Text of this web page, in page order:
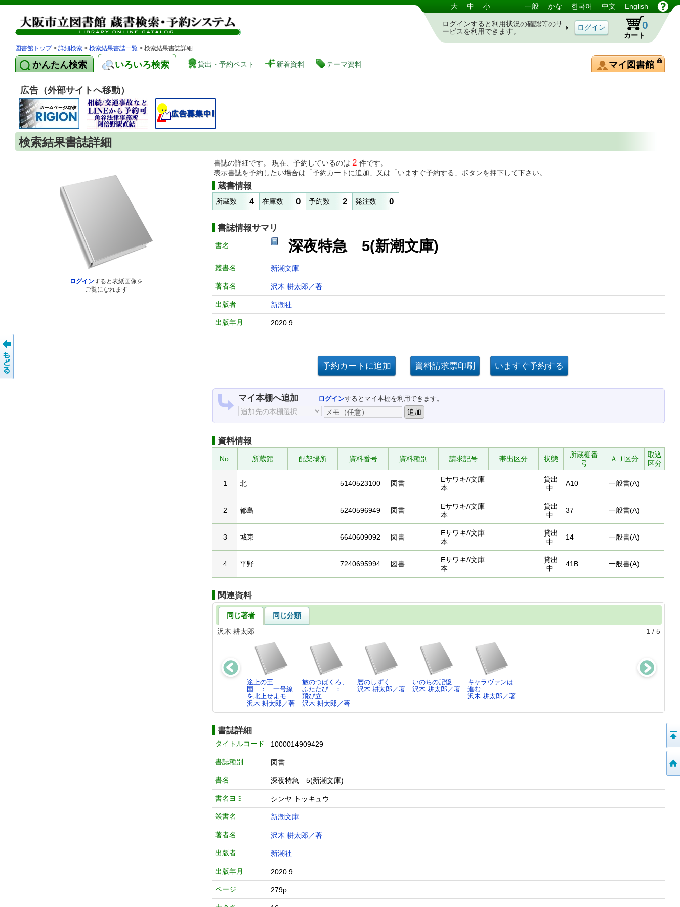
図書館 蔵書検索・予約システム 大 中 小 一般 かな 한국어 中文 English
ログインすると利用状況の確認等のサ
ービスを利用できます。
カート
0
図書館トップ> 詳細検索 > 検索結果書誌一覧 > 検索結果書誌詳細
かんたん検索 いろいろ検索 貸出・予約ベスト 新着資料 テーマ資料 マイ図書館
広告（外部サイトへ移動）
検索結果書誌詳細
ログインすると表紙画像を
ご覧になれます
書誌の詳細です。 現在、予約しているのは 2 件です。
表示書誌を予約したい場合は「予約カートに追加」又は「いますぐ予約する」ボタンを押下して下さい。
蔵書情報
所蔵数 4 在庫数 0 予約数 2 発注数 0
書誌情報サマリ
書名 深夜特急 5(新潮文庫)
叢書名 新潮文庫
著者名 沢木 耕太郎／著
出版者 新潮社
出版年月 2020.9
マイ本棚へ追加 ログインするとマイ本棚を利用できます。
資料情報
No. 所蔵館 配架場所 資料番号 資料種別 請求記号 帯出区分 状態
所蔵棚番
号
ＡＪ区分
取込
区分
1 北 5140523100 図書
Eサワキ//文庫
本
貸出
中
A10 一般書(A)
2 都島 5240596949 図書
Eサワキ//文庫
本
貸出
中
37 一般書(A)
3 城東 6640609092 図書
Eサワキ//文庫
本
貸出
中
14 一般書(A)
4 平野 7240695994 図書
Eサワキ//文庫
本
貸出
中
41B 一般書(A)
関連資料
同じ著者
同じ分類
沢木 耕太郎
1 / 5
途上の王
国 ： 一号線
を北上せよモ…
沢木 耕太郎／著
旅のつばくろ、
ふたたび ：
飛び立…
沢木 耕太郎／著
暦のしずく
沢木 耕太郎／著
いのちの記憶
沢木 耕太郎／著
キャラヴァンは
進む
沢木 耕太郎／著
書誌詳細
タイトルコード 1000014909429
書誌種別 図書
書名 深夜特急 5(新潮文庫)
書名ヨミ シンヤ トッキュウ
叢書名 新潮文庫
著者名 沢木 耕太郎／著
出版者 新潮社
出版年月 2020.9
ページ 279p